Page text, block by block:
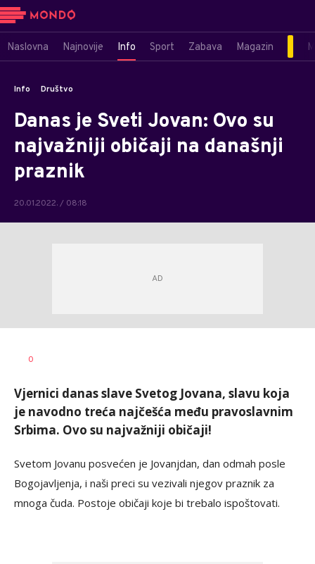
Naslovna Najnovije Info Sport Zabava Magazin
Info Društvo
Danas je Sveti Jovan: Ovo su
najvažniji običaji na današnji
praznik
20.01.2022. / 08:18
AUTOR
0
Vjernici danas slave Svetog Jovana, slavu koja
je navodno treća najčešća među pravoslavnim
Srbima. Ovo su najvažniji običaji!
Svetom Jovanu posvećen je Jovanjdan, dan odmah posle
Bogojavljenja, i naši preci su vezivali njegov praznik za
mnoga čuda. Postoje običaji koje bi trebalo ispoštovati.